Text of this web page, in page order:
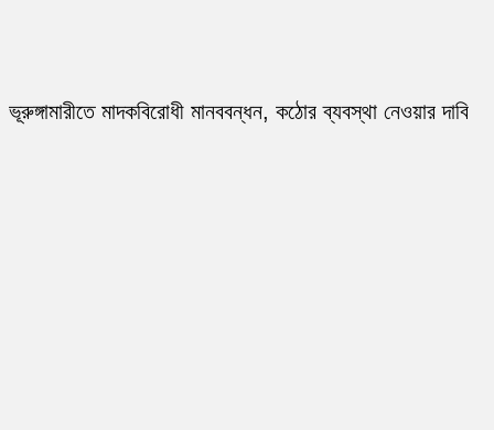
ভূরুঙ্গামারীতে মাদকবিরোধী মানববন্ধন, কঠোর ব্যবস্থা নেওয়ার দাবি